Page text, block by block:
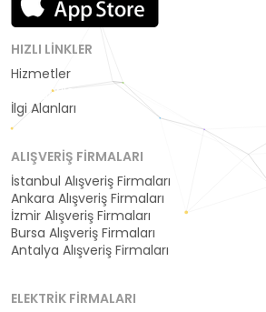
HIZLI LINKLER
Hizmetler
Kategoriler
İlgi Alanları
ALIŞVERIŞ FIRMALARI
İstanbul Alışveriş Firmaları
Ankara Alışveriş Firmaları
İzmir Alışveriş Firmaları
Bursa Alışveriş Firmaları
Antalya Alışveriş Firmaları
ELEKTRIK FIRMALARI